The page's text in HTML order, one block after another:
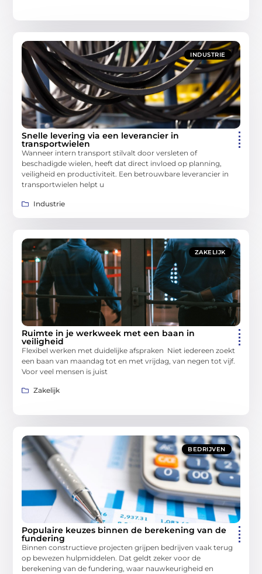
INDUSTRIE
Snelle levering via een leverancier in
transportwielen
Wanneer intern transport stilvalt door versleten of
beschadigde wielen, heeft dat direct invloed op planning,
veiligheid en productiviteit. Een betrouwbare leverancier in
transportwielen helpt u
Industrie
ZAKELIJK
Ruimte in je werkweek met een baan in
veiligheid
Flexibel werken met duidelijke afspraken Niet iedereen zoekt
een baan van maandag tot en met vrijdag, van negen tot vijf.
Voor veel mensen is juist
Zakelijk
BEDRIJVEN
Populaire keuzes binnen de berekening van de
fundering
Binnen constructieve projecten grijpen bedrijven vaak terug
op bewezen hulpmiddelen. Dat geldt zeker voor de
berekening van de fundering, waar nauwkeurigheid en